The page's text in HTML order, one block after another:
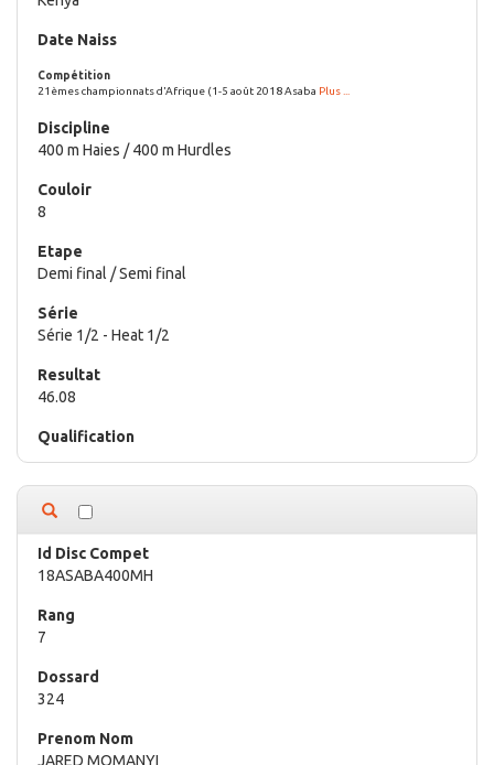
21èmes championnats d'Afrique (1-5 août 2018 Asaba Plus ...
400 m Haies / 400 m Hurdles
8
Demi final / Semi final
Série 1/2 - Heat 1/2
46.08
18ASABA400MH
7
324
JARED MOMANYI